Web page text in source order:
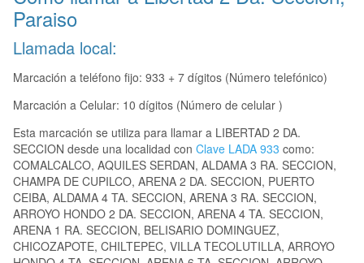
Paraiso
Llamada local:
Marcación a teléfono fijo: 933 + 7 dígitos (Número telefónico)
Marcación a Celular: 10 dígitos (Número de celular )
Esta marcación se utiliza para llamar a LIBERTAD 2 DA.
SECCION desde una localidad con Clave LADA 933 como:
COMALCALCO, AQUILES SERDAN, ALDAMA 3 RA. SECCION,
CHAMPA DE CUPILCO, ARENA 2 DA. SECCION, PUERTO
CEIBA, ALDAMA 4 TA. SECCION, ARENA 3 RA. SECCION,
ARROYO HONDO 2 DA. SECCION, ARENA 4 TA. SECCION,
ARENA 1 RA. SECCION, BELISARIO DOMINGUEZ,
CHICOZAPOTE, CHILTEPEC, VILLA TECOLUTILLA, ARROYO